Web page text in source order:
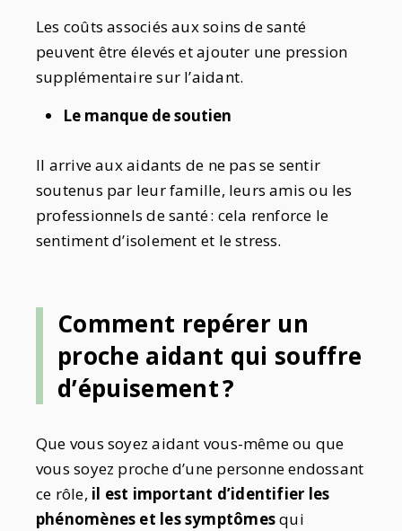
Les coûts associés aux soins de santé
peuvent être élevés et ajouter une pression
supplémentaire sur l’aidant.
Le manque de soutien
Il arrive aux aidants de ne pas se sentir
soutenus par leur famille, leurs amis ou les
professionnels de santé : cela renforce le
sentiment d’isolement et le stress.
Comment repérer un
proche aidant qui souffre
d’épuisement?
Que vous soyez aidant vous-même ou que
vous soyez proche d’une personne endossant
ce rôle, il est important d’identifier les
phénomènes et les symptômesqui